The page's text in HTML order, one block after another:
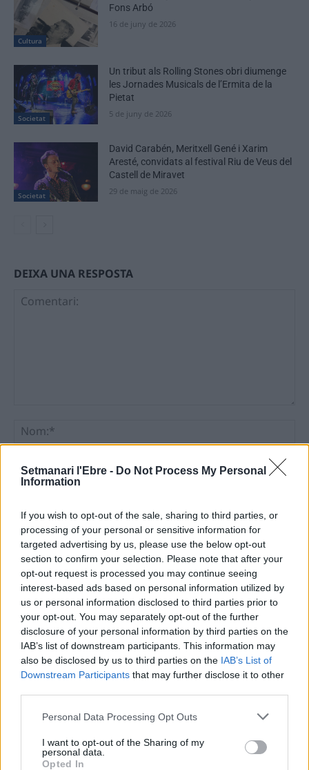
Setmanari l'Ebre - Do Not Process My Personal
Information
If you wish to opt-out of the sale, sharing to third parties, or
processing of your personal or sensitive information for
targeted advertising by us, please use the below opt-out
section to confirm your selection. Please note that after your
opt-out request is processed you may continue seeing
interest-based ads based on personal information utilized by
us or personal information disclosed to third parties prior to
your opt-out. You may separately opt-out of the further
disclosure of your personal information by third parties on the
IAB’s list of downstream participants. This information may
also be disclosed by us to third parties on the IAB’s List of
Downstream Participants that may further disclose it to other
Personal Data Processing Opt Outs
I want to opt-out of the Sharing of my
personal data.
Opted In
Cultura
Fons Arbó
16 de juny de 2026
Societat
Un tribut als Rolling Stones obri diumenge
les Jornades Musicals de l’Ermita de la
Pietat
5 de juny de 2026
Societat
David Carabén, Meritxell Gené i Xarim
Aresté, convidats al festival Riu de Veus del
Castell de Miravet
29 de maig de 2026
DEIXA UNA RESPOSTA
Deseu el meu nom, el correu electrònic i el lloc web en
aquest navegador per a la propera vegada que comenti.
ÚLTIMES NOTÍCIES
i culmina un projecte estratègic que
gastronomia